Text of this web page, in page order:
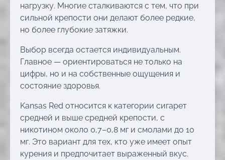
нагрузку. Многие сталкиваются с тем, что при
сильной крепости они делают более редкие,
но более глубокие затяжки.
Выбор всегда остается индивидуальным.
Главное — ориентироваться не только на
цифры, но и на собственные ощущения и
состояние здоровья.
Kansas Red относится к категории сигарет
средней и выше средней крепости, с
никотином около 0,7–0,8 мг и смолами до 10
мг. Это вариант для тех, кто уже имеет опыт
курения и предпочитает выраженный вкус.